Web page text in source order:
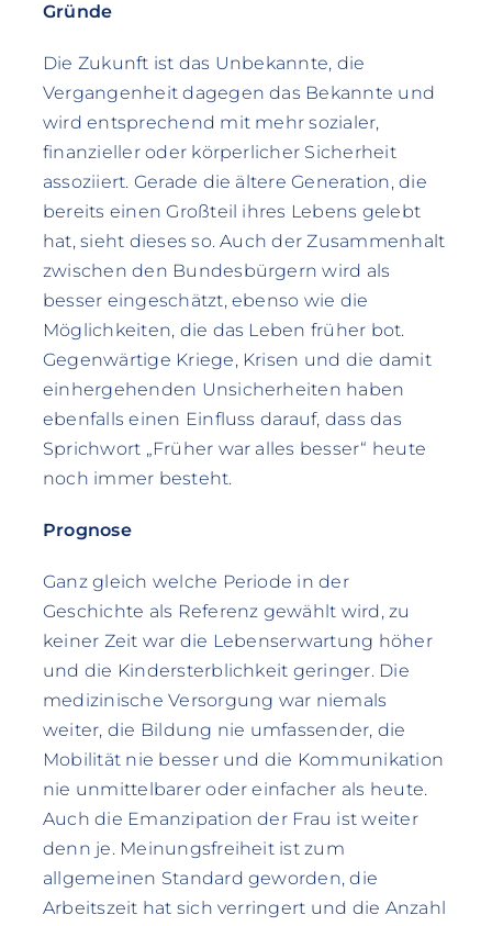
Gründe
Die Zukunft ist das Unbekannte, die
Vergangenheit dagegen das Bekannte und
wird entsprechend mit mehr sozialer,
finanzieller oder körperlicher Sicherheit
assoziiert. Gerade die ältere Generation, die
bereits einen Großteil ihres Lebens gelebt
hat, sieht dieses so. Auch der Zusammenhalt
zwischen den Bundesbürgern wird als
besser eingeschätzt, ebenso wie die
Möglichkeiten, die das Leben früher bot.
Gegenwärtige Kriege, Krisen und die damit
einhergehenden Unsicherheiten haben
ebenfalls einen Einfluss darauf, dass das
Sprichwort „Früher war alles besser“ heute
noch immer besteht.
Prognose
Ganz gleich welche Periode in der
Geschichte als Referenz gewählt wird, zu
keiner Zeit war die Lebenserwartung höher
und die Kindersterblichkeit geringer. Die
medizinische Versorgung war niemals
weiter, die Bildung nie umfassender, die
Mobilität nie besser und die Kommunikation
nie unmittelbarer oder einfacher als heute.
Auch die Emanzipation der Frau ist weiter
denn je. Meinungsfreiheit ist zum
allgemeinen Standard geworden, die
Arbeitszeit hat sich verringert und die Anzahl